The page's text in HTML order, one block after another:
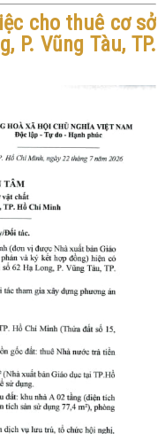
cho thuê cơ sở
P. Vũng Tàu, TP.